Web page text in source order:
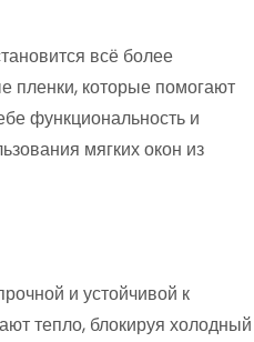
всё более
пленки, которые помогают
функциональность и
мягких окон из
и устойчивой к
тепло, блокируя холодный